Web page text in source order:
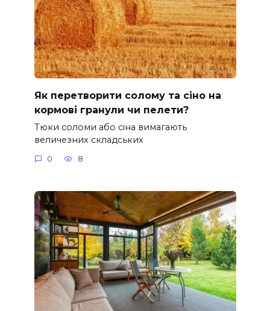
Як перетворити солому та сіно на
кормові гранули чи пелети?
Тюки соломи або сіна вимагають
величезних складських
0 8